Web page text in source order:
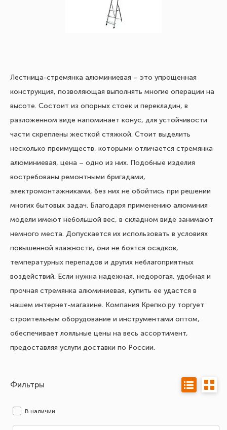
Лестница-стремянка алюминиевая – это упрощенная
конструкция, позволяющая выполнять многие операции на
высоте. Состоит из опорных стоек и перекладин, в
разложенном виде напоминает конус, для устойчивости
части скреплены жесткой стяжкой. Стоит выделить
несколько преимуществ, которыми отличается стремянка
алюминиевая, цена – одно из них. Подобные изделия
востребованы ремонтными бригадами,
электромонтажниками, без них не обойтись при решении
многих бытовых задач. Благодаря применению алюминия
модели имеют небольшой вес, в складном виде занимают
немного места. Допускается их использовать в условиях
повышенной влажности, они не боятся осадков,
температурных перепадов и других неблагоприятных
воздействий. Если нужна надежная, недорогая, удобная и
прочная стремянка алюминиевая, купить ее удастся в
нашем интернет-магазине. Компания Крепко.ру торгует
строительным оборудование и инструментами оптом,
обеспечивает лояльные цены на весь ассортимент,
предоставляя услуги доставки по России.
Фильтры
В наличии